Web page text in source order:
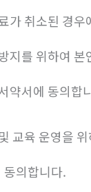
가 취소된 경
지를 위하여
약서에 동의합
교육 운영을
의합니다.